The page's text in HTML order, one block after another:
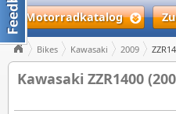
Motorradkatalog
Bikes Kawasaki 2009
Kawasaki ZZR1400